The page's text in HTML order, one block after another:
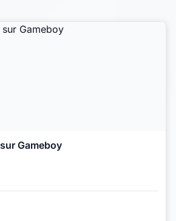
Pokémon Rouge sur Gameboy